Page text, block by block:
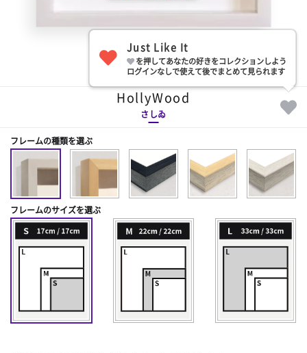
部屋に飾る
HollyWood
さしゐ
フレームの種類を選ぶ
フレームのサイズを選ぶ
Just Like It
を押してあなたの好きをコレクションしよう
ログインなしで使えて後でまとめて見られます